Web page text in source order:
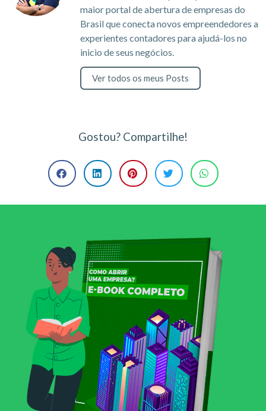
maior portal de abertura de empresas do
Brasil que conecta novos empreendedores a
experientes contadores para ajudá-los no
inicio de seus negócios.
Ver todos os meus Posts
Gostou? Compartilhe!